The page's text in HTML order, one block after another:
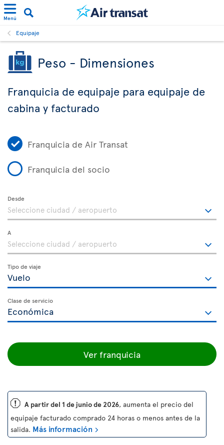
Menú
Equipaje
Peso - Dimensiones
Franquicia de equipaje para equipaje de
cabina y facturado
Franquicia de Air Transat
Franquicia del socio
Desde
A
Tipo de viaje
Clase de servicio
Ver franquicia
ü A partir del 1 de junio de 2026, aumenta el precio del
equipaje facturado comprado 24 horas o menos antes de la
salida. Más información